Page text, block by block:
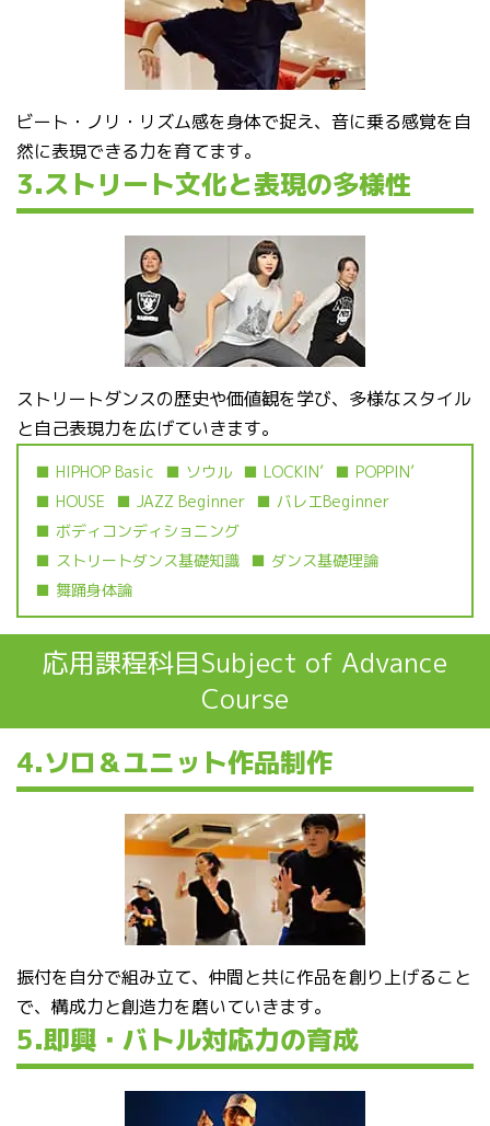
ビート・ノリ・リズム感を身体で捉え、音に乗る感覚を自
然に表現できる力を育てます。
3.ストリート文化と表現の多様性
ストリートダンスの歴史や価値観を学び、多様なスタイル
と自己表現力を広げていきます。
HIPHOP Basic ソウル LOCKIN’
POPPIN’
HOUSE
JAZZ Beginner
バレエBeginner
ボディコンディショニング
ストリートダンス基礎知識
ダンス基礎理論
舞踊身体論
応用課程科目Subject of Advance
Course
4.ソロ＆ユニット作品制作
振付を自分で組み立て、仲間と共に作品を創り上げること
で、構成力と創造力を磨いていきます。
5.即興・バトル対応力の育成